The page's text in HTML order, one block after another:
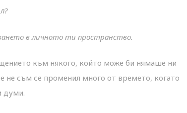
в личното ти пространство.
към някого, който може би нямаше ни
не съм се променил много от времето, когато
думи.